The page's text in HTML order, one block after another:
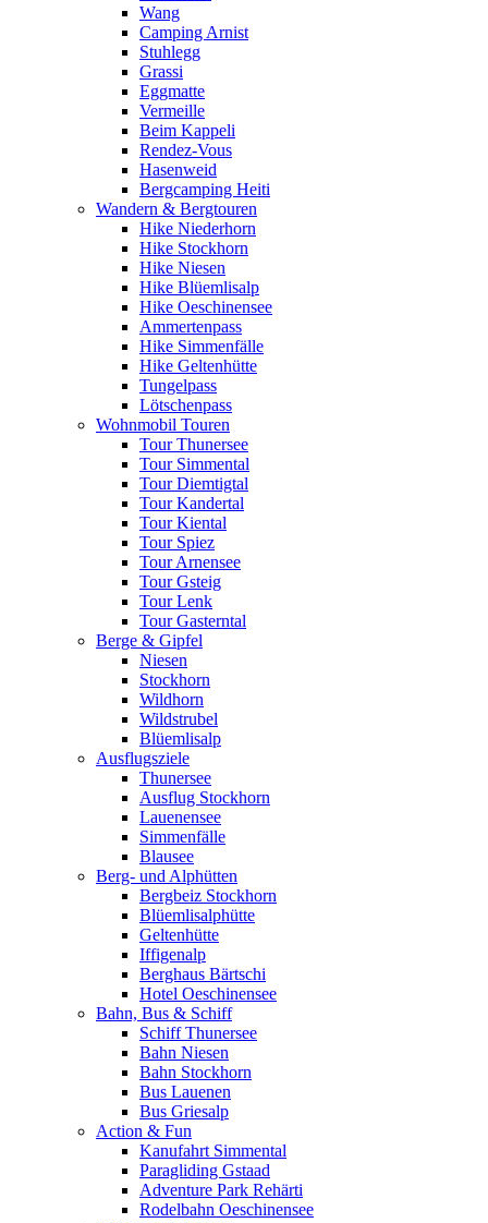
Wang
Camping Arnist
Stuhlegg
Grassi
Eggmatte
Vermeille
Beim Kappeli
Rendez-Vous
Hasenweid
Bergcamping Heiti
Wandern & Bergtouren
Hike Niederhorn
Hike Stockhorn
Hike Niesen
Hike Blüemlisalp
Hike Oeschinensee
Ammertenpass
Hike Simmenfälle
Hike Geltenhütte
Tungelpass
Lötschenpass
Wohnmobil Touren
Tour Thunersee
Tour Simmental
Tour Diemtigtal
Tour Kandertal
Tour Kiental
Tour Spiez
Tour Arnensee
Tour Gsteig
Tour Lenk
Tour Gasterntal
Berge & Gipfel
Niesen
Stockhorn
Wildhorn
Wildstrubel
Blüemlisalp
Ausflugsziele
Thunersee
Ausflug Stockhorn
Lauenensee
Simmenfälle
Blausee
Berg- und Alphütten
Bergbeiz Stockhorn
Blüemlisalphütte
Geltenhütte
Iffigenalp
Berghaus Bärtschi
Hotel Oeschinensee
Bahn, Bus & Schiff
Schiff Thunersee
Bahn Niesen
Bahn Stockhorn
Bus Lauenen
Bus Griesalp
Action & Fun
Kanufahrt Simmental
Paragliding Gstaad
Adventure Park Rehärti
Rodelbahn Oeschinensee